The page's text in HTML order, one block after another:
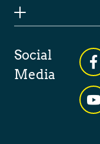
Social
Media